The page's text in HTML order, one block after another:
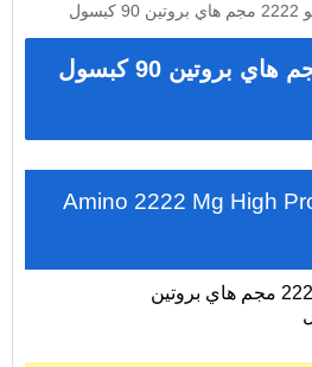
سعر امينو 2222 مجم هاي بروتين 90 كبسول
Amino 2222 Mg High